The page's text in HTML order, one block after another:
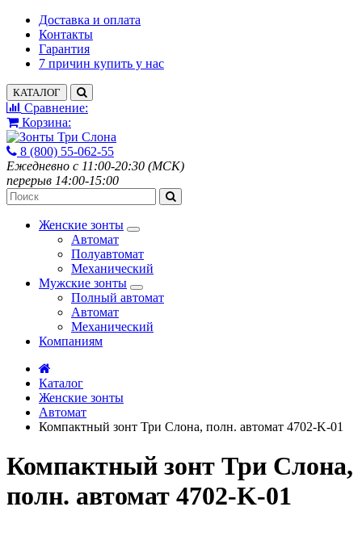
Доставка и оплата
Контакты
Гарантия
7 причин купить у нас
КАТАЛОГ
Сравнение:
Корзина:
8 (800) 55-062-55
Ежедневно с 11:00-20:30 (МСК)
перерыв 14:00-15:00
Женские зонты
Автомат
Полуавтомат
Механический
Мужские зонты
Полный автомат
Автомат
Механический
Компаниям
Каталог
Женские зонты
Автомат
Компактный зонт Три Слона, полн. автомат 4702-K-01
Компактный зонт Три Слона,
полн. автомат 4702-K-01